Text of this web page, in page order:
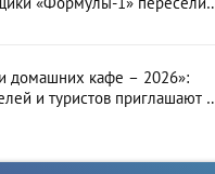
домашних кафе – 2026»:
и туристов приглашают в